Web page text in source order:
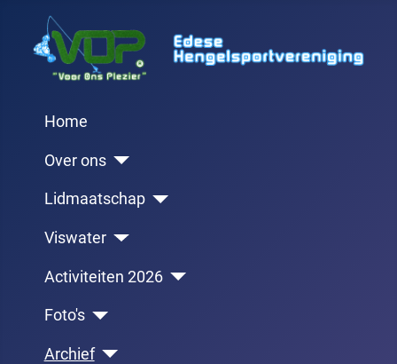
Home
Over ons
Lidmaatschap
Viswater
Activiteiten 2026
Foto's
Archief